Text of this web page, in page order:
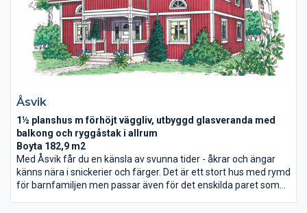
Åsvik
1½ planshus m förhöjt väggliv, utbyggd glasveranda med
balkong och ryggåstak i allrum
Boyta 182,9 m2
Med Åsvik får du en känsla av svunna tider - åkrar och ängar
känns nära i snickerier och färger. Det är ett stort hus med rymd
för barnfamiljen men passar även för det enskilda paret som